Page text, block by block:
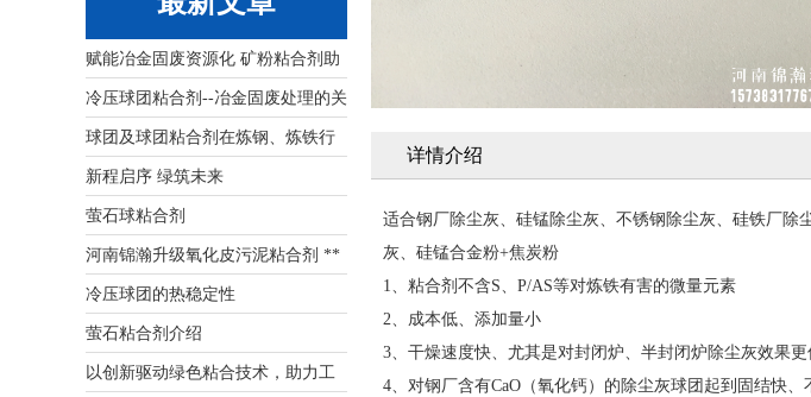
赋能冶金固废资源化 矿粉粘合剂助
力行业**低碳高质量发展
冷压球团粘合剂--冶金固废处理的关
键辅料
球团及球团粘合剂在炼钢、炼铁行
业应用上
新程启序 绿筑未来
萤石球粘合剂
河南锦瀚升级氧化皮污泥粘合剂 **
钢铁固废资源化难题​
冷压球团的热稳定性
萤石粘合剂介绍
以创新驱动绿色粘合技术，助力工
详情介绍
适合钢厂除尘灰、硅锰除尘灰、不锈钢除尘灰、硅铁厂
灰、硅锰合金粉+焦炭粉
1、粘合剂不含S、P/AS等对炼铁有害的微量元素
2、成本低、添加量小
3、干燥速度快、尤其是对封闭炉、半封闭炉除尘灰效果
4、对钢厂含有CaO（氧化钙）的除尘灰球团起到固结快、